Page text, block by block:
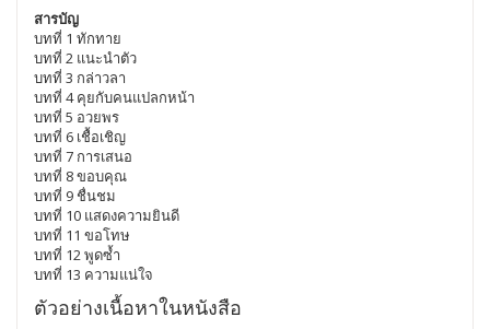
สารบัญ
บทที่ 1 ทักทาย
บทที่ 2 แนะนำตัว
บทที่ 3 กล่าวลา
บทที่ 4 คุยกับคนแปลกหน้า
บทที่ 5 อวยพร
บทที่ 6 เชื้อเชิญ
บทที่ 7 การเสนอ
บทที่ 8 ขอบคุณ
บทที่ 9 ชื่นชม
บทที่ 10 แสดงความยินดี
บทที่ 11 ขอโทษ
บทที่ 12 พูดซ้ำ
บทที่ 13 ความแน่ใจ
ตัวอย่างเนื้อหาในหนังสือ